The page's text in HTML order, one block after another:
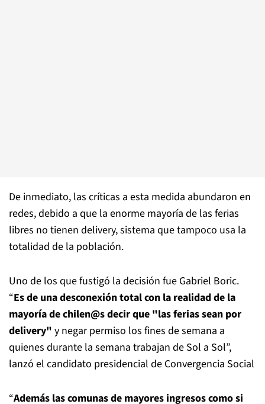
De inmediato, las críticas a esta medida abundaron en
redes, debido a que la enorme mayoría de las ferias
libres no tienen delivery, sistema que tampoco usa la
totalidad de la población.
Uno de los que fustigó la decisión fue Gabriel Boric.
“Es de una desconexión total con la realidad de la
mayoría de chilen@s decir que "las ferias sean por
delivery" y negar permiso los fines de semana a
quienes durante la semana trabajan de Sol a Sol”,
lanzó el candidato presidencial de Convergencia Social
“Además las comunas de mayores ingresos como si